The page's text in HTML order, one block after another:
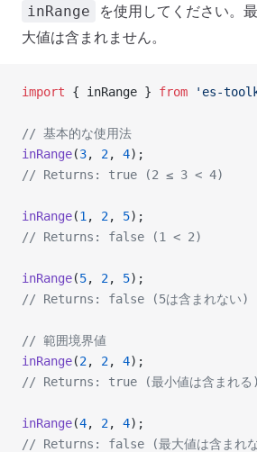
inRange
を使用してください。
大値は含まれません。
import { inRange } from 'es-
// 基本的な使用法
inRange(3, 2, 4);
// Returns: true (2 ≤ 3 < 4)
inRange(1 , 2, 5);
// Returns: false (1 < 2)
inRange(5, 2, 5);
// Returns: false (5は含まれない)
// 範囲境界値
inRange(2, 2, 4);
// Returns: true (最小値は含まれる)
inRange(4, 2, 4);
// Returns: false (最大値は含まれ